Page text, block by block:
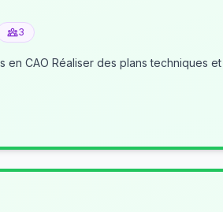
3
CAO Réaliser des plans techniques